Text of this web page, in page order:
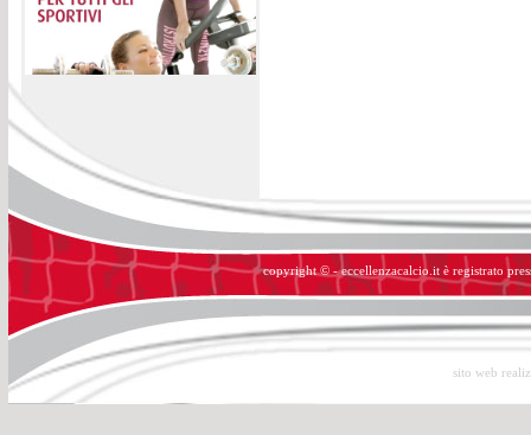
copyright © - eccellenzacalcio.it è registrato
sito web